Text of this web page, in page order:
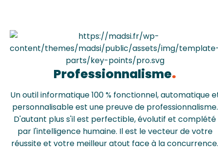
Professionnalisme
Un outil informatique 100 % fonctionnel, automatique
personnalisable est une preuve de professionnalisme.
D'autant plus s'il est perfectible, évolutif et complété
par l'intelligence humaine. Il est le vecteur de votre
réussite et votre meilleur atout face à la concurrence.